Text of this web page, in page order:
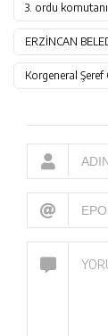
3. ordu komutanı
ERZİNCAN
Korgeneral Şeref